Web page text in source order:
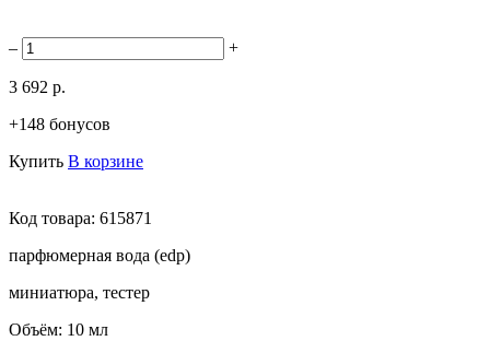
– +
3 692 р.
+148 бонусов
Купить В корзине
Код товара: 615871
парфюмерная вода (edp)
миниатюра, тестер
Объём: 10 мл